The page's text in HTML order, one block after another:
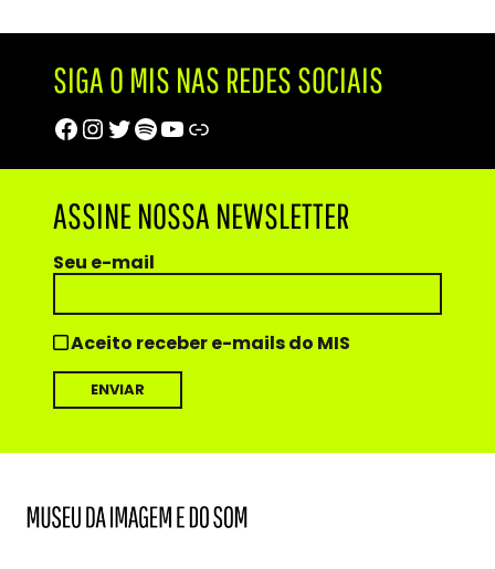
SIGA O MIS NAS REDES SOCIAIS
Facebook
Instagram
Twitter
Spotify
Youtube
Trip Advisor
ASSINE NOSSA NEWSLETTER
Seu e-mail
Aceito receber e-mails do MIS